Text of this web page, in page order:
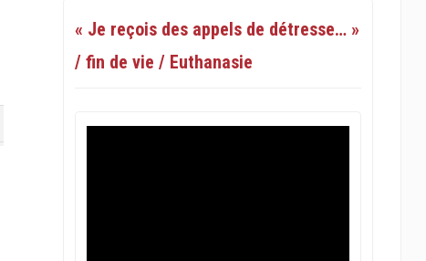
« Je reçois des appels de détresse… »
/ fin de vie / Euthanasie